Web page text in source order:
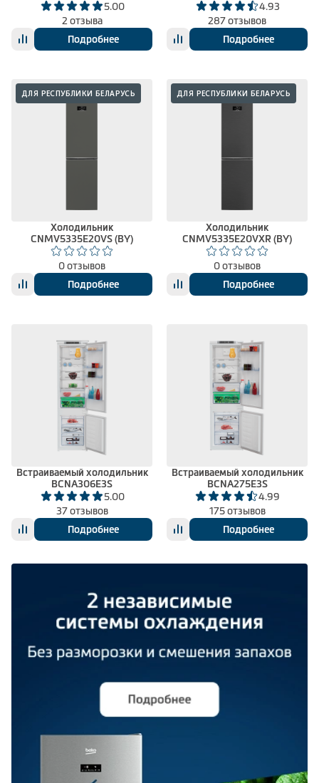
5.00
2 отзыва
Подробнее
4.93
287 отзывов
Подробнее
ДЛЯ РЕСПУБЛИКИ БЕЛАРУСЬ
Холодильник
CNMV5335E20VS (BY)
0 отзывов
Подробнее
ДЛЯ РЕСПУБЛИКИ БЕЛАРУСЬ
Холодильник
CNMV5335E20VXR (BY)
0 отзывов
Подробнее
Встраиваемый холодильник
BCNA306E3S
5.00
37 отзывов
Подробнее
Встраиваемый холодильник
BCNA275E3S
4.99
175 отзывов
Подробнее